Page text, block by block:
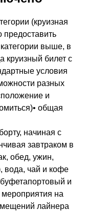
(круизная
предоставить
выше, в
круизный билет с
условия
разных
и
общая
начиная с
завтраком в
обед, ужин,
вода, чай и кофе
буфетапортовый и
на
лайнера